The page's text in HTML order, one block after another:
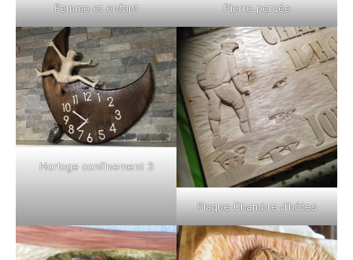
Femme et enfant Pierre percée
Horloge confinement 3
Plaque Chambre d’hôtes